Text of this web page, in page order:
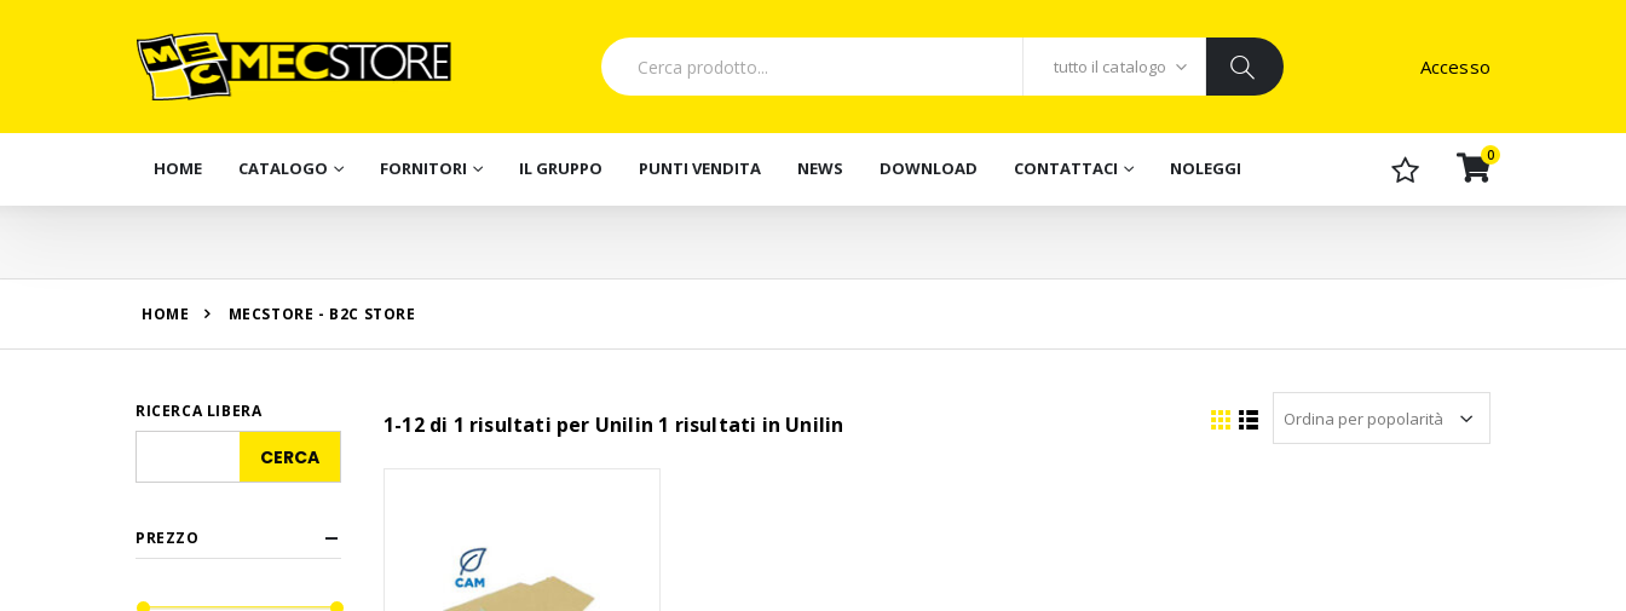
Accesso
HOME CATALOGO FORNITORI IL GRUPPO PUNTI VENDITA NEWS DOWNLOAD CONTATTACI NOLEGGI
0
HOME MECSTORE - B2C STORE
1-12 di 1 risultati per Unilin 1 risultati in Unilin
RICERCA LIBERA
PREZZO